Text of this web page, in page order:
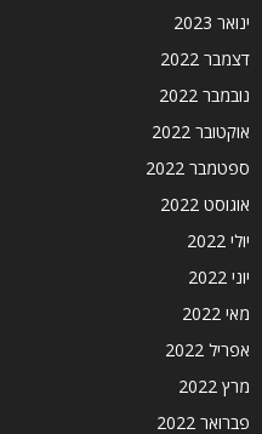
ינואר 2023
דצמבר 2022
נובמבר 2022
אוקטובר 2022
ספטמבר 2022
אוגוסט 2022
יולי 2022
יוני 2022
מאי 2022
אפריל 2022
מרץ 2022
פברואר 2022